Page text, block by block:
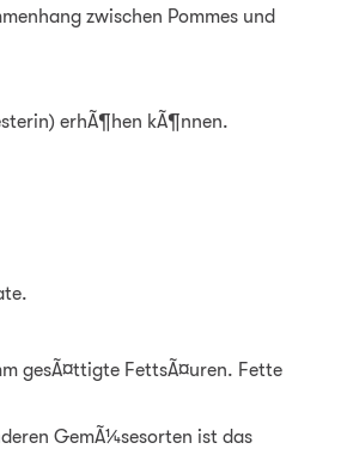
zwischen Pommes und
erhÃ¶hen kÃ¶nnen.
gesÃ¤ttigte FettsÃ¤uren. Fette
GemÃ¼sesorten ist das